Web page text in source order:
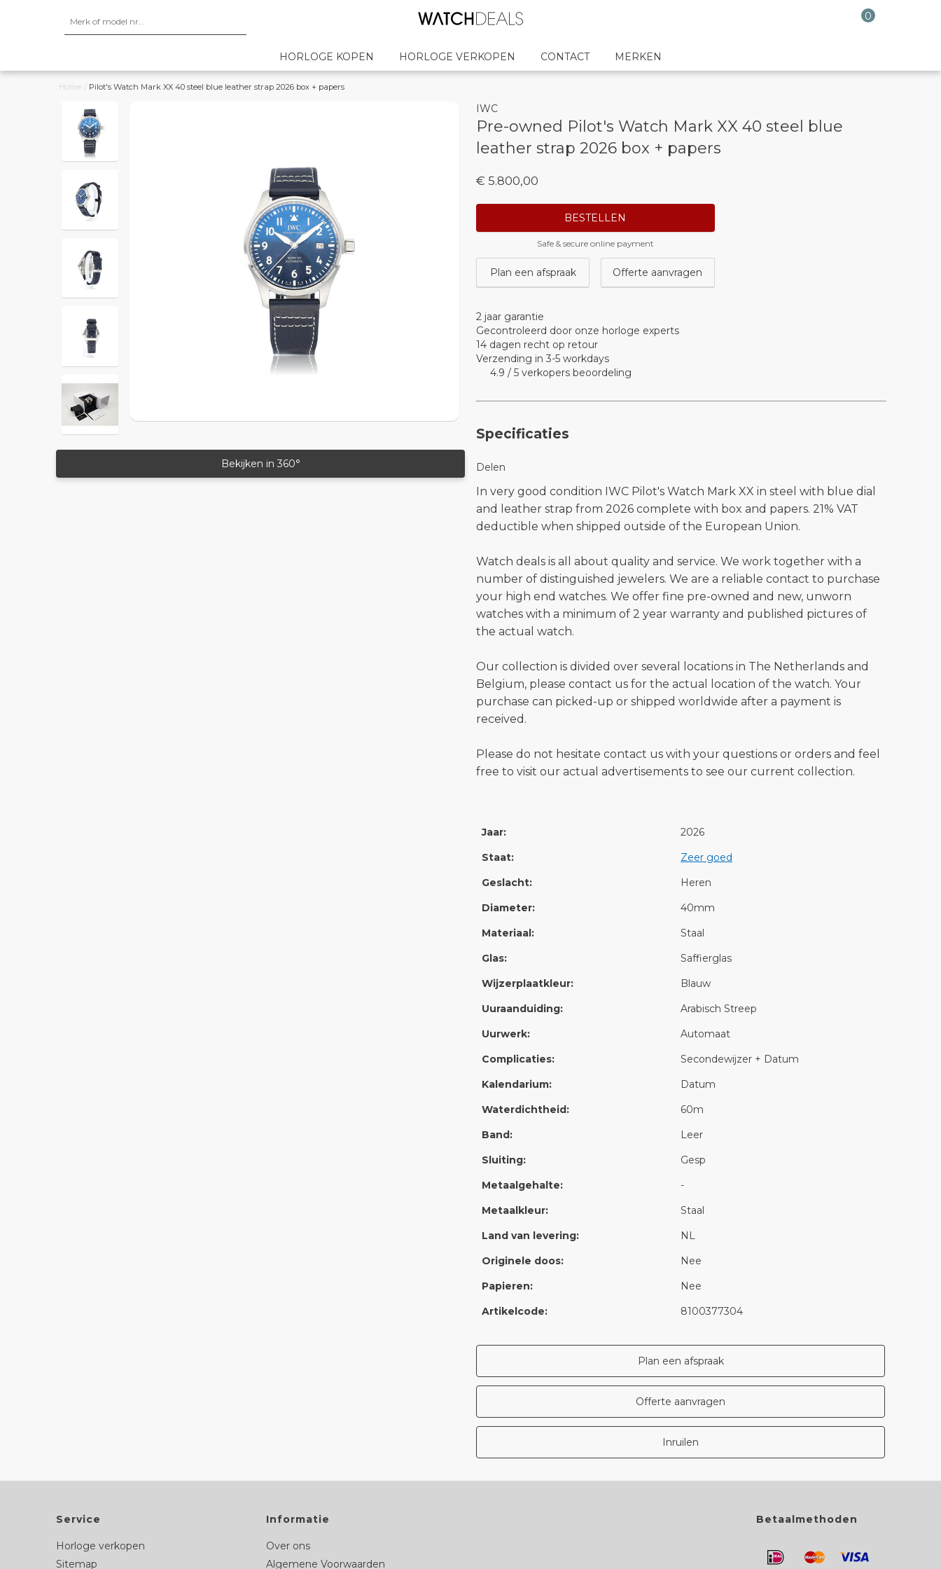
0
HORLOGE KOPEN HORLOGE VERKOPEN CONTACT MERKEN
Home / Pilot's Watch Mark XX 40 steel blue leather strap 2026 box + papers
Bekijken in 360°
IWC
Pre-owned Pilot's Watch Mark XX 40 steel blue
leather strap 2026 box + papers
€ 5.800,00
BESTELLEN
Safe & secure online payment
Plan een afspraak Offerte aanvragen
2 jaar garantie
Gecontroleerd door onze horloge experts
14 dagen recht op retour
Verzending in 3-5 workdays
4.9 / 5 verkopers beoordeling
Specificaties
Delen
In very good condition IWC Pilot's Watch Mark XX in steel with blue dial
and leather strap from 2026 complete with box and papers. 21% VAT
deductible when shipped outside of the European Union.
Watch deals is all about quality and service. We work together with a
number of distinguished jewelers. We are a reliable contact to purchase
your high end watches. We offer fine pre-owned and new, unworn
watches with a minimum of 2 year warranty and published pictures of
the actual watch.
Our collection is divided over several locations in The Netherlands and
Belgium, please contact us for the actual location of the watch. Your
purchase can picked-up or shipped worldwide after a payment is
received.
Please do not hesitate contact us with your questions or orders and feel
free to visit our actual advertisements to see our current collection.
Jaar:
2026
Staat:
Zeer goed
Geslacht:
Heren
Diameter:
40mm
Materiaal:
Staal
Glas:
Saffierglas
Wijzerplaatkleur:
Blauw
Uuraanduiding:
Arabisch Streep
Uurwerk:
Automaat
Complicaties:
Secondewijzer + Datum
Kalendarium:
Datum
Waterdichtheid:
60m
Band:
Leer
Sluiting:
Gesp
Metaalgehalte:
-
Metaalkleur:
Staal
Land van levering:
NL
Originele doos:
Nee
Papieren:
Nee
Artikelcode:
8100377304
Plan een afspraak
Offerte aanvragen
Inruilen
Service
Horloge verkopen
Sitemap
Informatie
Over ons
Algemene Voorwaarden
Betaalmethoden